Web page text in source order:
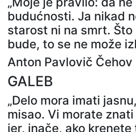
budućnosti. Ja nikad
starost ni na smrt. Što
bude, to se ne može
Anton Pavlovič Čehov
GALEB
„Delo mora imati
misao. Vi morate
jer, inače, ako krenete